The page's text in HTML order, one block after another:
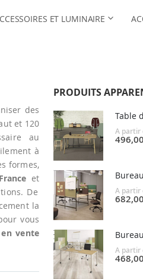
ET LUMINAIRE
des
et 120
au
à
formes,
et
De
la
vous
en vente
PRODUITS
A partir
A partir
A partir